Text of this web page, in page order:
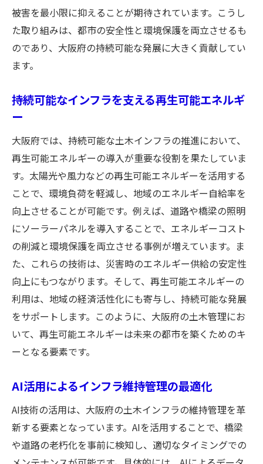
観光客増加を促進する大阪府の文化資産保護と
土木の連携
文化資産を守るための土木技術の活用
歴史的建造物の保全と観光活用の調和
文化と土木が共鳴する都市開発の未来
被害を最小限に抑えることが期待されています。こうし
た取り組みは、都市の安全性と環境保護を両立させるも
のであり、大阪府の持続可能な発展に大きく貢献してい
ます。
持続可能なインフラを支える再生可能エネルギ
ー
大阪府では、持続可能な土木インフラの推進において、
再生可能エネルギーの導入が重要な役割を果たしていま
す。太陽光や風力などの再生可能エネルギーを活用する
ことで、環境負荷を軽減し、地域のエネルギー自給率を
向上させることが可能です。例えば、道路や橋梁の照明
にソーラーパネルを導入することで、エネルギーコスト
の削減と環境保護を両立させる事例が増えています。ま
た、これらの技術は、災害時のエネルギー供給の安定性
向上にもつながります。そして、再生可能エネルギーの
利用は、地域の経済活性化にも寄与し、持続可能な発展
をサポートします。このように、大阪府の土木管理にお
いて、再生可能エネルギーは未来の都市を築くためのキ
ーとなる要素です。
AI活用によるインフラ維持管理の最適化
AI技術の活用は、大阪府の土木インフラの維持管理を革
新する要素となっています。AIを活用することで、橋梁
や道路の老朽化を事前に検知し、適切なタイミングでの